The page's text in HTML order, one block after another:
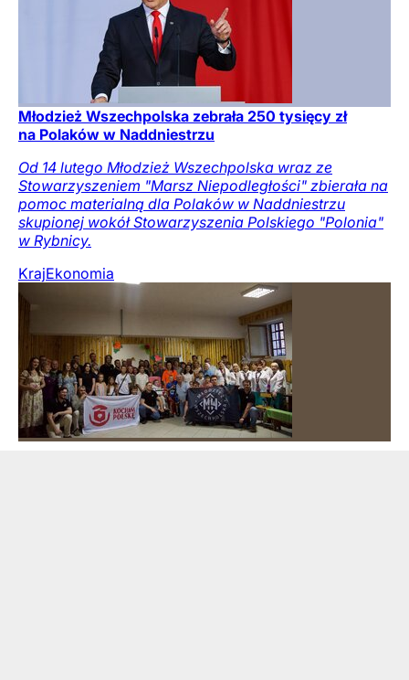
Młodzież Wszechpolska zebrała 250 tysięcy zł
na Polaków w Naddniestrzu
Od 14 lutego Młodzież Wszechpolska wraz ze
Stowarzyszeniem "Marsz Niepodległości" zbierała na
pomoc materialną dla Polaków w Naddniestrzu
skupionej wokół Stowarzyszenia Polskiego "Polonia"
w Rybnicy.
KrajEkonomia